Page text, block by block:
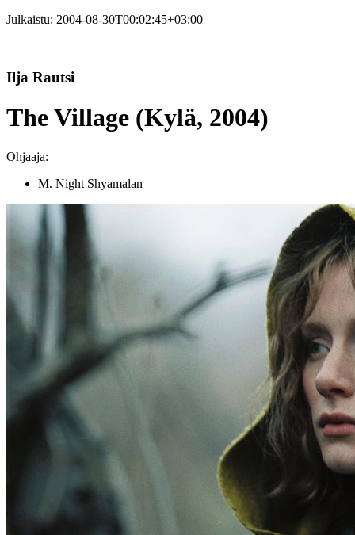
Julkaistu: 2004-08-30T00:02:45+03:00
Ilja Rautsi
The Village (Kylä, 2004)
Ohjaaja:
M. Night Shyamalan